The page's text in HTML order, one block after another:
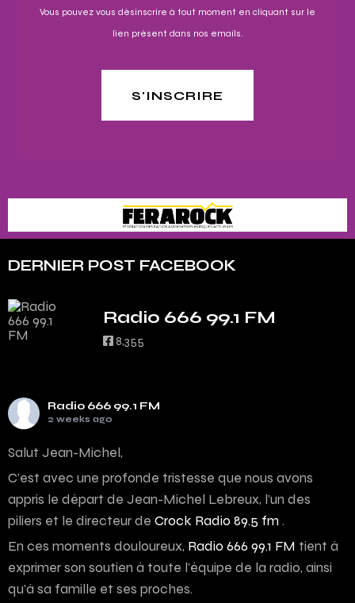
Vous pouvez vous désinscrire à tout moment en cliquant sur le
lien présent dans nos emails.
S'INSCRIRE
DERNIER POST FACEBOOK
Radio 666 99.1 FM
8,355
Radio 666 99.1 FM
2 weeks ago
Salut Jean-Michel,
C’est avec une profonde tristesse que nous avons
appris le départ de Jean-Michel Lebreux, l’un des
piliers et le directeur de Crock Radio 89.5 fm.
En ces moments douloureux, Radio 666 99.1 FM tient à
exprimer son soutien à toute l’équipe de la radio, ainsi
qu’à sa famille et ses proches.